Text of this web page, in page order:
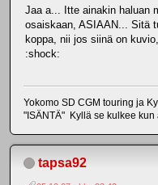
Jaa a... Itte ainakin haluan
osaiskaan, ASIAAN... Sitä
koppa, nii jos siinä on
:shock:
Yokomo SD CGM touring ja
"ISÄNTÄ" Kyllä se kulkee kun
tapsa92